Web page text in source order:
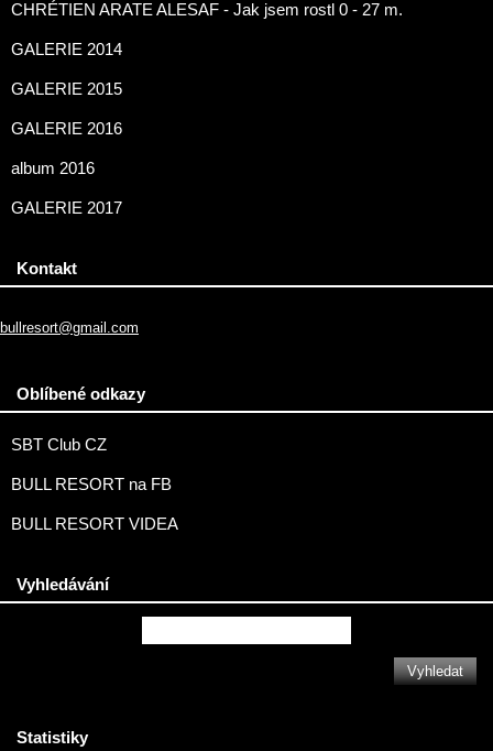
CHRÉTIEN ARATE ALESAF - Jak jsem rostl 0 - 27 m.
GALERIE 2014
GALERIE 2015
GALERIE 2016
album 2016
GALERIE 2017
Kontakt
bullresort@gmail.com
Oblíbené odkazy
SBT Club CZ
BULL RESORT na FB
BULL RESORT VIDEA
Vyhledávání
Statistiky